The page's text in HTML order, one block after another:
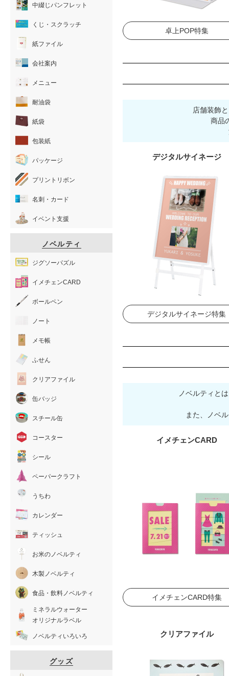
卓上POP特集
店舗装飾
商品
デジタルサイネージ
デジタルサイネージ特集
ノベルティと
また、ノベ
イメチェンCARD
イメチェンCARD特集
クリアファイル
中綴じパンフレット
くじ・スクラッチ
紙ファイル
会社案内
メニュー
耐油袋
紙袋
包装紙
パッケージ
プリントリボン
名刺・カード
イベント支援
ノベルティ
ジグソーパズル
イメチェンCARD
ボールペン
ノート
メモ帳
ふせん
クリアファイル
缶バッジ
スチール缶
コースター
シール
ペーパークラフト
うちわ
カレンダー
ティッシュ
お米のノベルティ
木製ノベルティ
食品・飲料ノベルティ
ミネラルウォーター
オリジナルラベル
ノベルティいろいろ
グッズ